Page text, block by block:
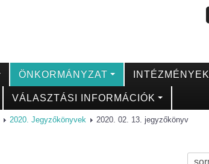
ÖNKORMÁNYZAT INTÉZMÉNYEK
VÁLASZTÁSI INFORMÁCIÓK
2020. Jegyzőkönyvek 2020. 02. 13. jegyzőkönyv